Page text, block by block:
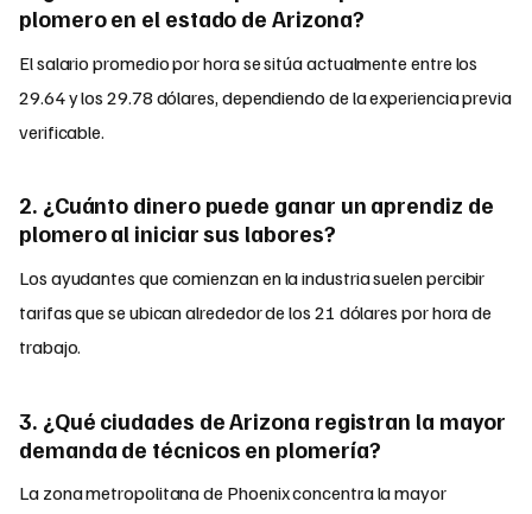
plomero en el estado de Arizona?
El salario promedio por hora se sitúa actualmente entre los
29.64 y los 29.78 dólares, dependiendo de la experiencia previa
verificable.
2. ¿Cuánto dinero puede ganar un aprendiz de
plomero al iniciar sus labores?
Los ayudantes que comienzan en la industria suelen percibir
tarifas que se ubican alrededor de los 21 dólares por hora de
trabajo.
3. ¿Qué ciudades de Arizona registran la mayor
demanda de técnicos en plomería?
La zona metropolitana de Phoenix concentra la mayor